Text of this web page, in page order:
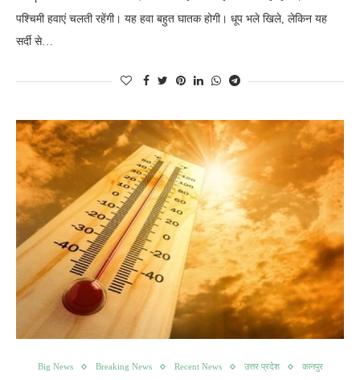
पश्चिमी हवाएं चलती रहेंगी। यह हवा बहुत घातक होगी। धूप भले खिले, लेकिन यह
सर्दी से…
Big News Breaking News Recent News उत्तर प्रदेश कानपुर